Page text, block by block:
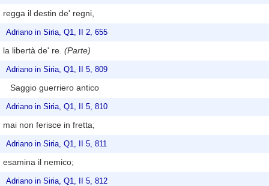
regga il destin de' regni,
Adriano in Siria, Q1, II 2, 655
la libertà de' re. (Parte)
Adriano in Siria, Q1, II 5, 809
Saggio guerriero antico
Adriano in Siria, Q1, II 5, 810
mai non ferisce in fretta;
Adriano in Siria, Q1, II 5, 811
esamina il nemico;
Adriano in Siria, Q1, II 5, 812